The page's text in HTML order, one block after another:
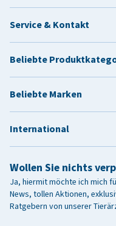
Wollen Sie nichts
Ja, hiermit möchte ich mich
News, tollen Aktionen,
Ratgebern von unserer
Service & Kontakt
Beliebte
Beliebte Marken
International